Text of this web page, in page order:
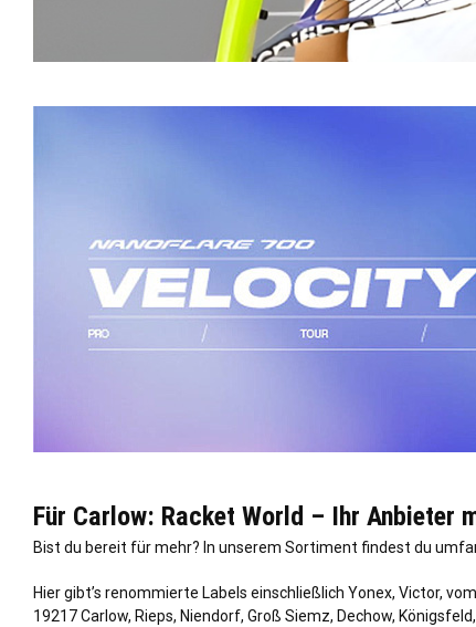
Für Carlow: Racket World – Ihr Anbieter
Bist du bereit für mehr? In unserem Sortiment findest du
Hier gibt’s renommierte Labels einschließlich Yonex, Victor,
19217 Carlow, Rieps, Niendorf, Groß Siemz, Dechow, Königsfeld,